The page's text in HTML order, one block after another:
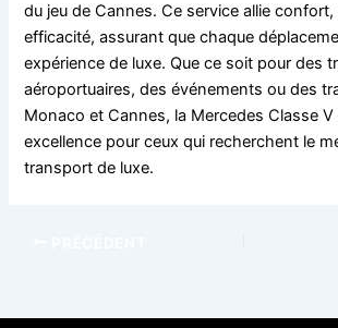
du jeu de Cannes. Ce service allie
efficacité, assurant que chaque
expérience de luxe. Que ce soit pour des
aéroportuaires, des événements ou des
Monaco et Cannes, la Mercedes Classe
excellence pour ceux qui recherchent le
transport de luxe.